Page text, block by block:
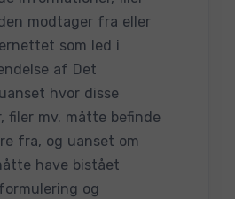
modtager fra eller
som led i
af Det
hvor disse
filer mv. måtte befinde
fra, og uanset om
have bistået
og